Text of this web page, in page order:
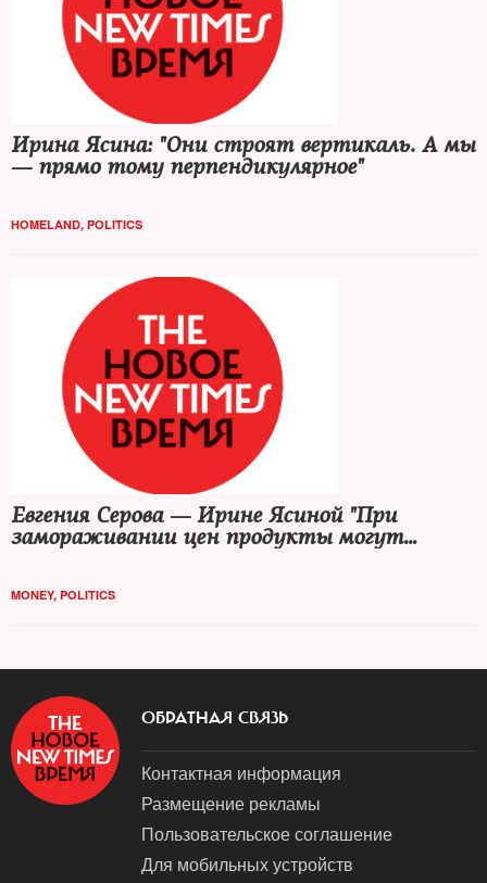
Ирина Ясина: "Они строят вертикаль. А мы
— прямо тому перпендикулярное"
HOMELAND, POLITICS
Евгения Серова — Ирине Ясиной "При
замораживании цен продукты могут
MONEY, POLITICS
ОБРАТНАЯ СВЯЗЬ
Контактная информация
Размещение рекламы
Пользовательское соглашение
Для мобильных устройств